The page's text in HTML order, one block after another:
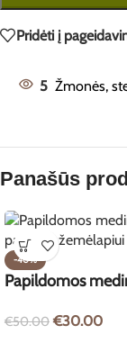
Pridėti į
5 Žmonės,
Panašūs
-40%
Papildomos
€50.00 €30.00